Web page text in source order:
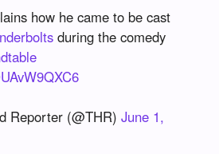
how he came to be cast
during the comedy
Reporter (@THR)June 1,